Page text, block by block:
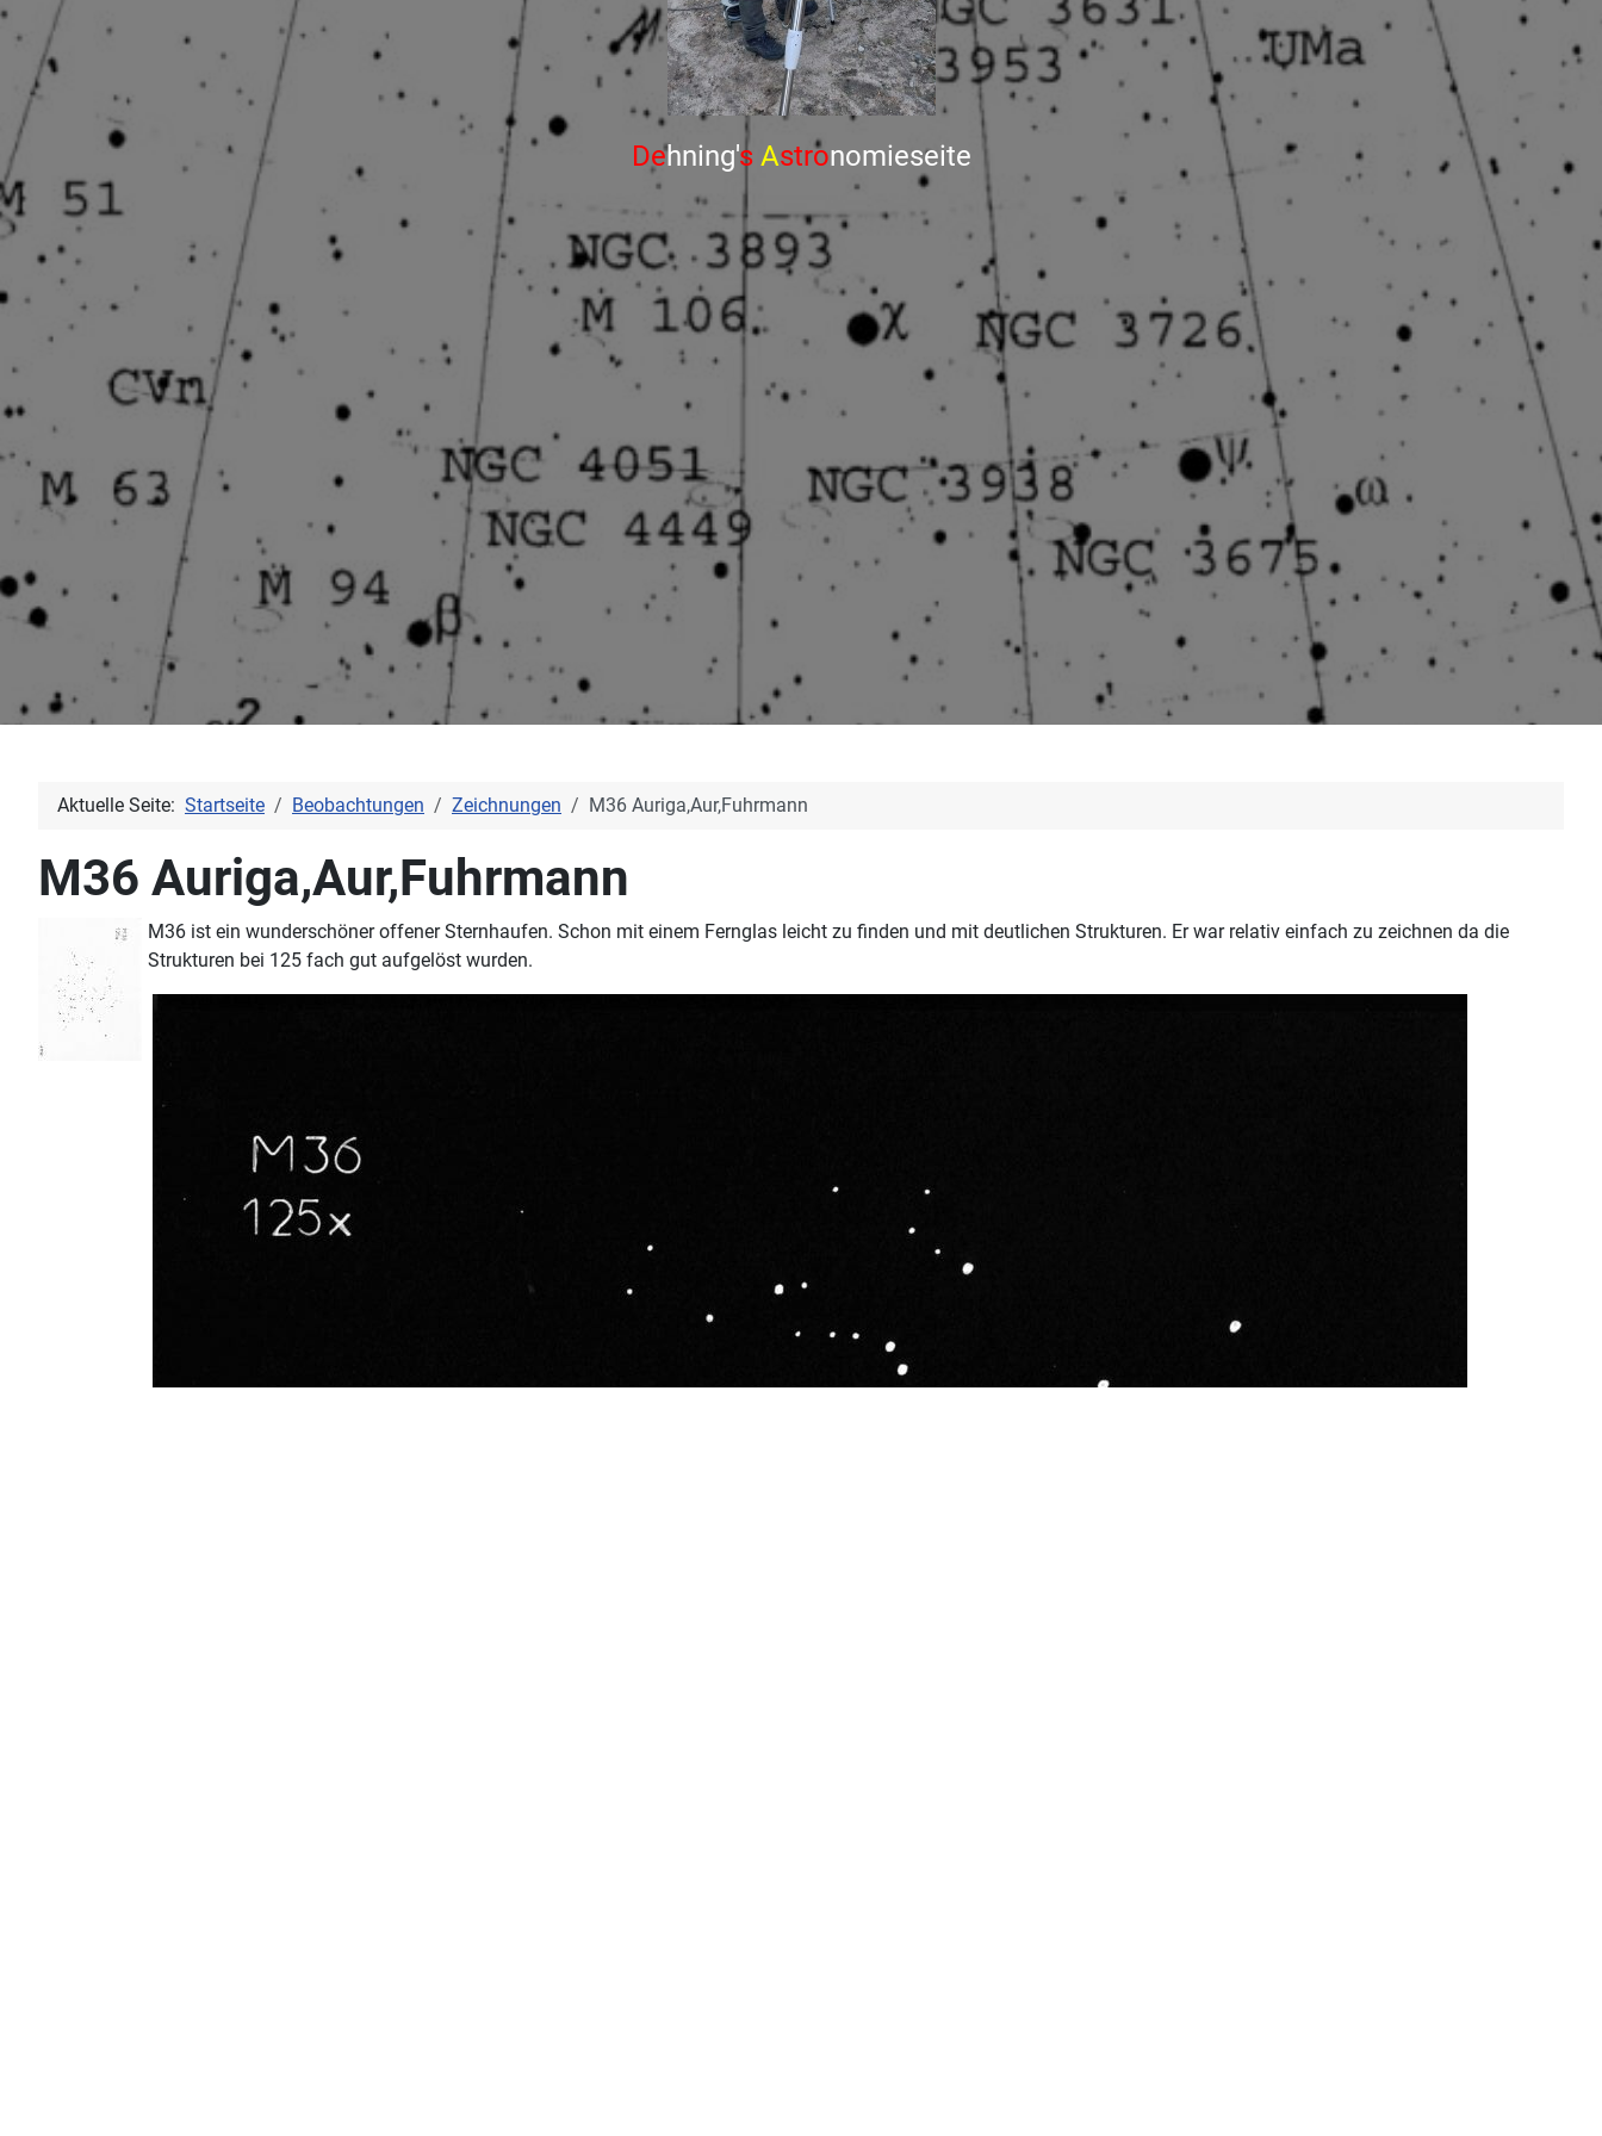
Dehning's Astronomieseite
Aktuelle Seite: Startseite Beobachtungen Zeichnungen M36 Auriga,Aur,Fuhrmann
M36 Auriga,Aur,Fuhrmann
M36 ist ein wunderschöner offener Sternhaufen. Schon mit einem Fernglas leicht zu finden und mit deutlichen Strukturen. Er war relativ einfach zu zeichnen da die
Strukturen bei 125 fach gut aufgelöst wurden.